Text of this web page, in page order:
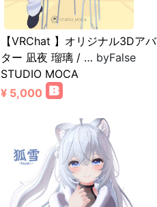
【VRChat 】オリジナル3Dアバ
ター 凪夜 瑠璃 / … byFalse
STUDIO MOCA
¥ 5,000